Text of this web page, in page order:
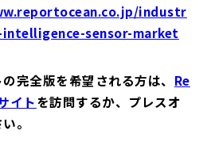
industr
sensor-market
完全版を希望される方は、 Re
イトを訪問するか、プレスオ
。